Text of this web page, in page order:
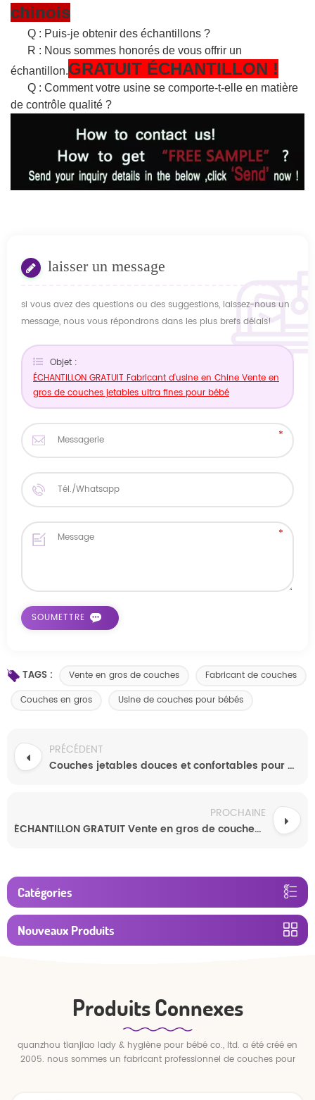
chinois
Q : Puis-je obtenir des échantillons ?
R : Nous sommes honorés de vous offrir un
échantillon.GRATUIT ÉCHANTILLON !
Q : Comment votre usine se comporte-t-elle en matière
de contrôle qualité ?
laisser un message
si vous avez des questions ou des suggestions, laissez-nous un
message, nous vous répondrons dans les plus brefs délais!
Objet :
ÉCHANTILLON GRATUIT Fabricant d'usine en Chine Vente en
gros de couches jetables ultra fines pour bébé
TAGS : Vente en gros de couches
Fabricant de couches
Couches en gros
Usine de couches pour bébés
PRÉCÉDENT
Couches jetables douces et confortables pour bébé, personnalisées en usine Fujian
PROCHAINE
ÉCHANTILLON GRATUIT Vente en gros de couches jetables de haute qualité, absorbantes et de qualité supérieure pour bébé
Catégories
Nouveaux Produits
Produits Connexes
quanzhou tianjiao lady & hygiène pour bébé co., ltd. a été créé en
2005. nous sommes un fabricant professionnel de couches pour